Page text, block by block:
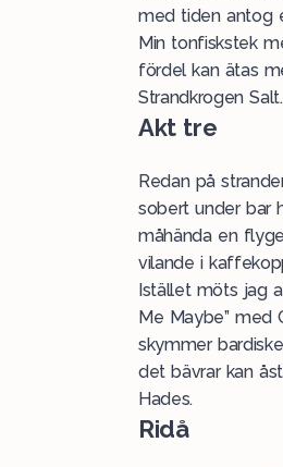
med tiden antog
Min tonfiskstek
fördel kan ätas
Strandkrogen Salt.
Akt tre
Redan på
sobert under bar
måhända en
vilande i
Istället möts jag
Me Maybe” med
skymmer
det bävrar kan
Hades.
Ridå